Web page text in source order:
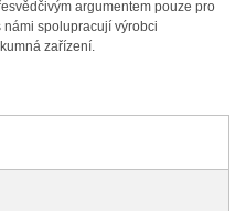
argumentem pouze pro
spolupracují výrobci
zařízení.